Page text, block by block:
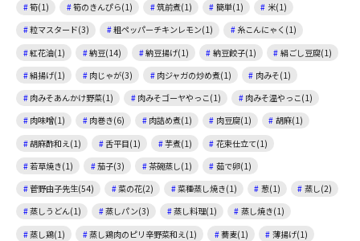
筍(1)
筍のきんぴら(1) 筑前煮(1) 簡単(1)
米(1)
粒マスタード(3)
粗ペッパーチキンレモン(1)
糸こんにゃく(1)
紅花油(1)
納豆(14) 納豆揚げ(1) 納豆餃子(1)
絹ごし豆腐(1)
絹揚げ(1)
肉じゃが(3) 肉ジャガの炒め煮(1)
肉みそ(1)
肉みそあんかけ野菜(1)
肉みそゴーヤやっこ(1)
肉みそ温やっこ(1)
肉味噌(1)
肉巻き(6) 肉詰め煮(1) 肉豆腐(1)
胡麻(1)
胡麻酢和え(1)
舌平目(1) 芋煮(1)
花束仕立て(1)
若草焼き(1)
茄子(3) 茶碗蒸し(1)
茹で卵(1)
菅野由子先生(54)
菜の花(2) 菜種蒸し焼き(1) 葱(1)
蒸し(2)
蒸しうどん(1)
蒸しパン(3) 蒸し料理(1)
蒸し焼き(1)
蒸し鶏(1)
蒸し鶏肉のピリ辛野菜和え(1) 蕎麦(1)
薄揚げ(1)